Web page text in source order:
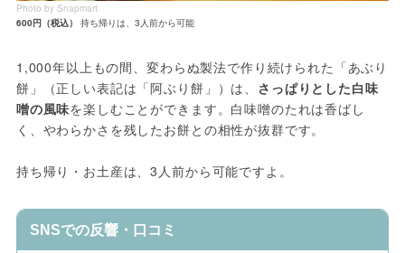
Photo by Snapmart
600円（税込）
持ち帰りは、3人前から可能
1,000年以上もの間、変わらぬ製法で作り続けられた「あぶり
餅」（正しい表記は「阿ぶり餅」）は、 さっぱりとした白味
噌の風味を楽しむことができます。白味噌のたれは香ばし
く、やわらかさを残したお餅との相性が抜群です。
持ち帰り・お土産は、3人前から可能ですよ。
SNSでの反響・口コミ